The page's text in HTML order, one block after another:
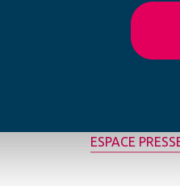
ESPACE